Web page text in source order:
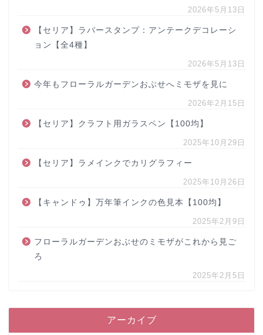
2026年5月13日
【セリア】ラバースタンプ：アンテークデコレーシ
ョン【全4種】
2026年5月13日
今年もフローラルガーデンおぶせへミモザを見に
2026年2月15日
【セリア】クラフト用ガラスペン【100均】
2025年10月29日
【セリア】ラメインクでカリグラフィー
2025年10月26日
【キャンドゥ】万年筆インクの色見本【100均】
2025年2月9日
フローラルガーデンおぶせのミモザがこれから見ご
ろ
2025年2月5日
アーカイブ